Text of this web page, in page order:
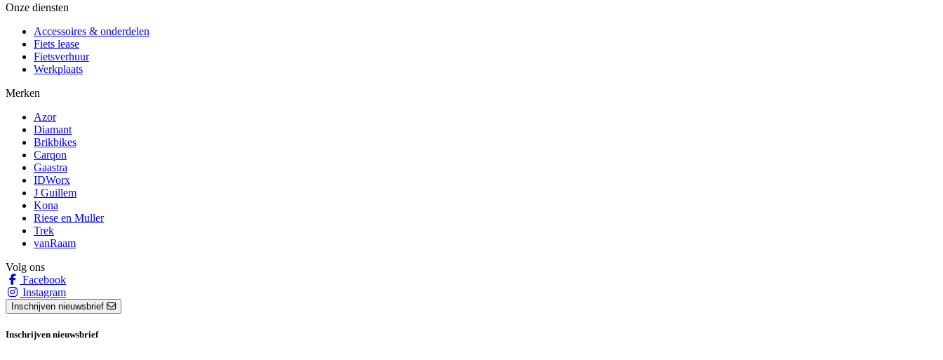
Onze diensten
Accessoires & onderdelen
Fiets lease
Fietsverhuur
Werkplaats
Merken
Azor
Diamant
Brikbikes
Carqon
Gaastra
IDWorx
J Guillem
Kona
Riese en Muller
Trek
vanRaam
Volg ons
Facebook
Instagram
Inschrijven nieuwsbrief
Inschrijven nieuwsbrief